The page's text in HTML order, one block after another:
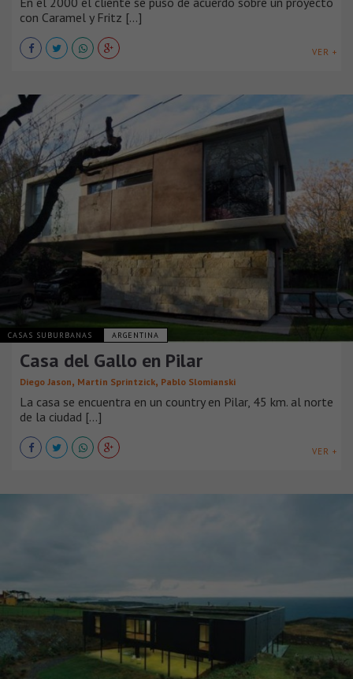
con Caramel y Fritz [...]
VER +
CASAS SUBURBANAS ARGENTINA
Casa del Gallo en Pilar
Diego Jason, Martín Sprintzick, Pablo Slomianski
La casa se encuentra en un country en Pilar, 45 km. al norte
de la ciudad [...]
VER +